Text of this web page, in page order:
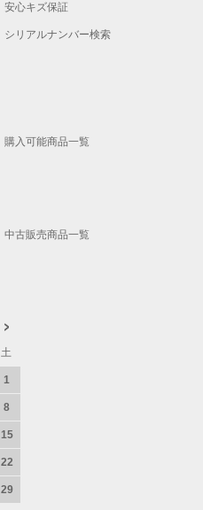
安心キズ保証
シリアルナンバー検索
購入可能商品一覧
中古販売商品一覧
土
1
8
15
22
29